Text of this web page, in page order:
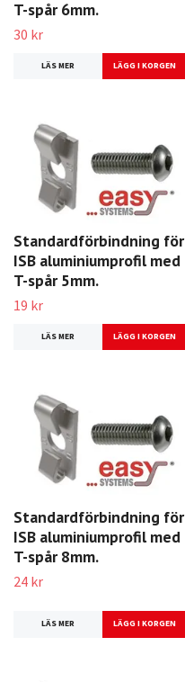
T-spår 6mm.
30 kr
LÄS MER
Standardförbindning för
ISB aluminiumprofil med
T-spår 5mm.
19 kr
LÄS MER
Standardförbindning för
ISB aluminiumprofil med
T-spår 8mm.
24 kr
LÄS MER